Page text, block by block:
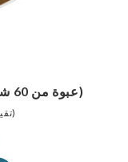
شرائط اختبار الجلوكوز GKI (عبوة من 60 شريطًا)
(149 تقييمات)